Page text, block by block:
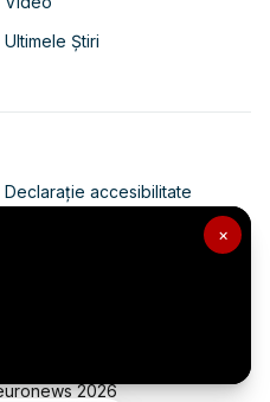
×
Ultimele Știri
Declarație accesibilitate
Politica de confidențialitate
2026